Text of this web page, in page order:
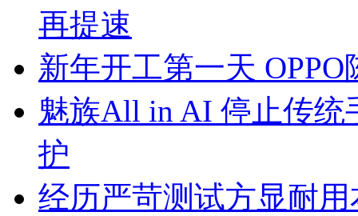
再提速
新年开工第一天
魅族All in AI 停止传统
护
经历严苛测试方显耐